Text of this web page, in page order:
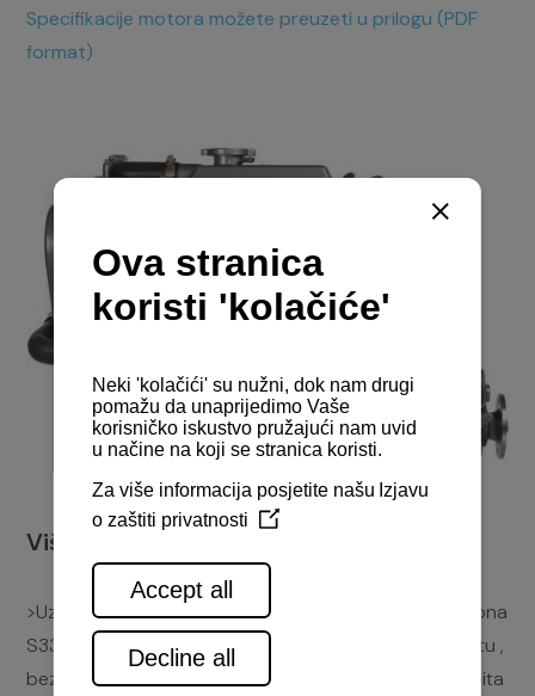
Specifikacije motora možete preuzeti u prilogu (PDF
format)
Više o plovilu
>Uz savjete prethodnih kupaca i profesionalaca, Salona
S33 je izgrađena kako bi mogla pobijediti svaku regatu ,
bez da ugrozi sigurnost moreplovaca. U dizajnu kokpita